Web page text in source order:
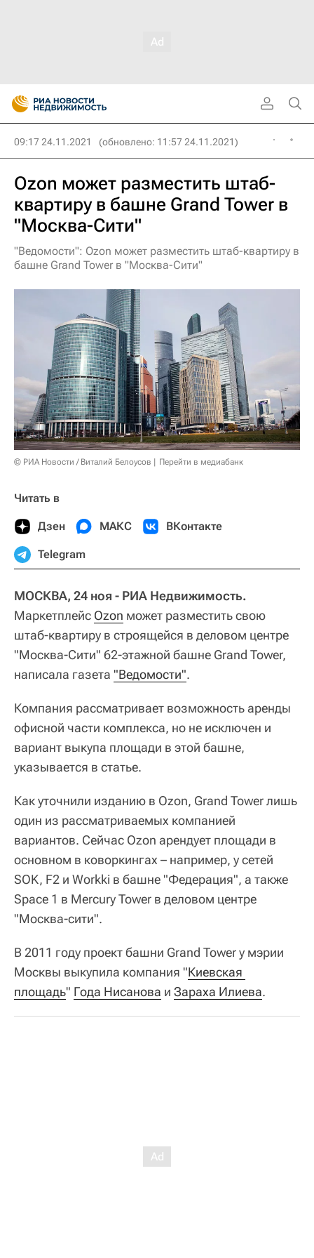
09:17 24.11.2021 (обновлено: 11:57 24.11.2021)
Ozon может разместить штаб-
квартиру в башне Grand Tower в
"Москва-Сити"
"Ведомости": Ozon может разместить штаб-квартиру в
башне Grand Tower в "Москва-Сити"
© РИА Новости / Виталий Белоусов Перейти в медиабанк
Читать в
Дзен МАКС ВКонтакте
Telegram
МОСКВА, 24 ноя - РИА Недвижимость.
Маркетплейс Ozon может разместить свою
штаб-квартиру в строящейся в деловом центре
"Москва-Сити" 62-этажной башне Grand Tower,
написала газета "Ведомости".
Компания рассматривает возможность аренды
офисной части комплекса, но не исключен и
вариант выкупа площади в этой башне,
указывается в статье.
Как уточнили изданию в Ozon, Grand Tower лишь
один из рассматриваемых компанией
вариантов. Сейчас Ozon арендует площади в
основном в коворкингах – например, у сетей
SOK, F2 и Workki в башне "Федерация", а также
Space 1 в Mercury Tower в деловом центре
"Москва-сити".
В 2011 году проект башни Grand Tower у мэрии
Москвы выкупила компания "Киевская
площадь" Года Нисанова и Зараха Илиева.